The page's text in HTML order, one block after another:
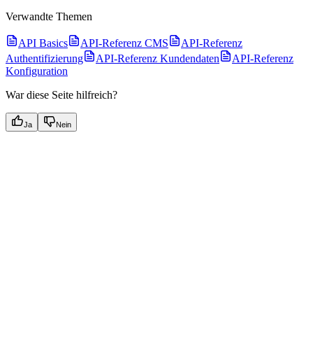
Verwandte Themen
API Basics API-Referenz CMS
API-Referenz
Authentifizierung
API-Referenz Kundendaten
API-Referenz
Konfiguration
War diese Seite hilfreich?
Ja Nein